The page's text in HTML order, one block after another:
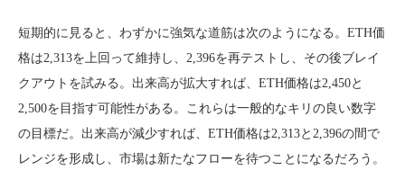
短期的に見ると、わずかに強気な道筋は次のようになる。ETH価
格は2,313を上回って維持し、2,396を再テストし、その後ブレイ
クアウトを試みる。出来高が拡大すれば、ETH価格は2,450と
2,500を目指す可能性がある。これらは一般的なキリの良い数字
の目標だ。出来高が減少すれば、ETH価格は2,313と2,396の間で
レンジを形成し、市場は新たなフローを待つことになるだろう。